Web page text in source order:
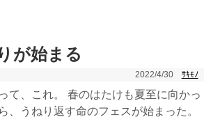
が始まる
2022/4/30 ｻｷﾓﾉ
て、これ。 春のはたけも夏至に向かっ
、うねり返す命のフェスが始まった。